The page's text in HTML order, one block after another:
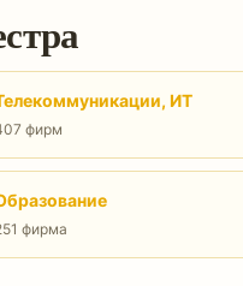
ИТ
фирм
фирма